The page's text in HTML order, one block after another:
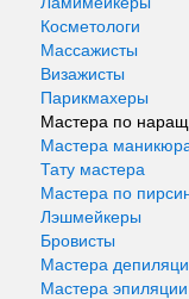
Косметологи
Массажисты
Визажисты
Парикмахеры
Мастера по
Мастера
Тату мастера
Мастера по
Лэшмейкеры
Бровисты
Мастера
Мастера эпиляции